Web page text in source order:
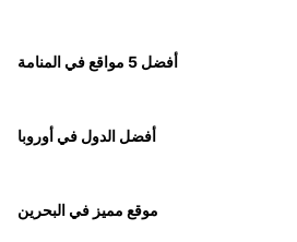
أفضل 5 مواقع في المنامة
أفضل الدول في أوروبا
موقع مميز في البحرين